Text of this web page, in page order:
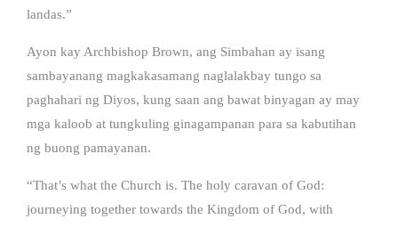
landas.”
Ayon kay Archbishop Brown, ang Simbahan ay isang
sambayanang magkakasamang naglalakbay tungo sa
paghahari ng Diyos, kung saan ang bawat binyagan ay may
mga kaloob at tungkuling ginagampanan para sa kabutihan
ng buong pamayanan.
“That’s what the Church is. The holy caravan of God:
journeying together towards the Kingdom of God, with